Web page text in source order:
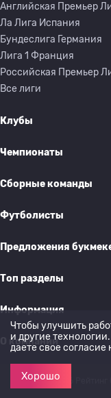
Английская Премьер
Ла Лига Испания
Бундеслига Германия
Лига 1 Франция
Российская Премьер
Все лиги
Клубы
Чемпионаты
Сборные команды
Футболисты
Предложения
Топ разделы
Информация
О компании
© 2022-2026 Рейтинг
Чтобы улучшить
и другие
даете свое согласие
Хорошо